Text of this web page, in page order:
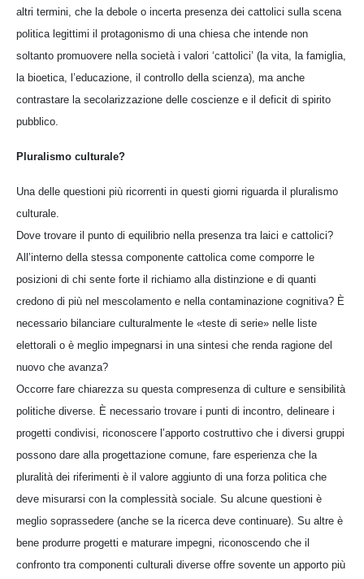
altri termini, che la debole o incerta presenza dei cattolici sulla scena
politica legittimi il protagonismo di una chiesa che intende non
soltanto promuovere nella società i valori ‘cattolici’ (la vita, la famiglia,
la bioetica, l’educazione, il controllo della scienza), ma anche
contrastare la secolarizzazione delle coscienze e il deficit di spirito
pubblico.
Pluralismo culturale?
Una delle questioni più ricorrenti in questi giorni riguarda il pluralismo
culturale.
Dove trovare il punto di equilibrio nella presenza tra laici e cattolici?
All’interno della stessa componente cattolica come comporre le
posizioni di chi sente forte il richiamo alla distinzione e di quanti
credono di più nel mescolamento e nella contaminazione cognitiva? È
necessario bilanciare culturalmente le «teste di serie» nelle liste
elettorali o è meglio impegnarsi in una sintesi che renda ragione del
nuovo che avanza?
Occorre fare chiarezza su questa compresenza di culture e sensibilità
politiche diverse. È necessario trovare i punti di incontro, delineare i
progetti condivisi, riconoscere l’apporto costruttivo che i diversi gruppi
possono dare alla progettazione comune, fare esperienza che la
pluralità dei riferimenti è il valore aggiunto di una forza politica che
deve misurarsi con la complessità sociale. Su alcune questioni è
meglio soprassedere (anche se la ricerca deve continuare). Su altre è
bene produrre progetti e maturare impegni, riconoscendo che il
confronto tra componenti culturali diverse offre sovente un apporto più